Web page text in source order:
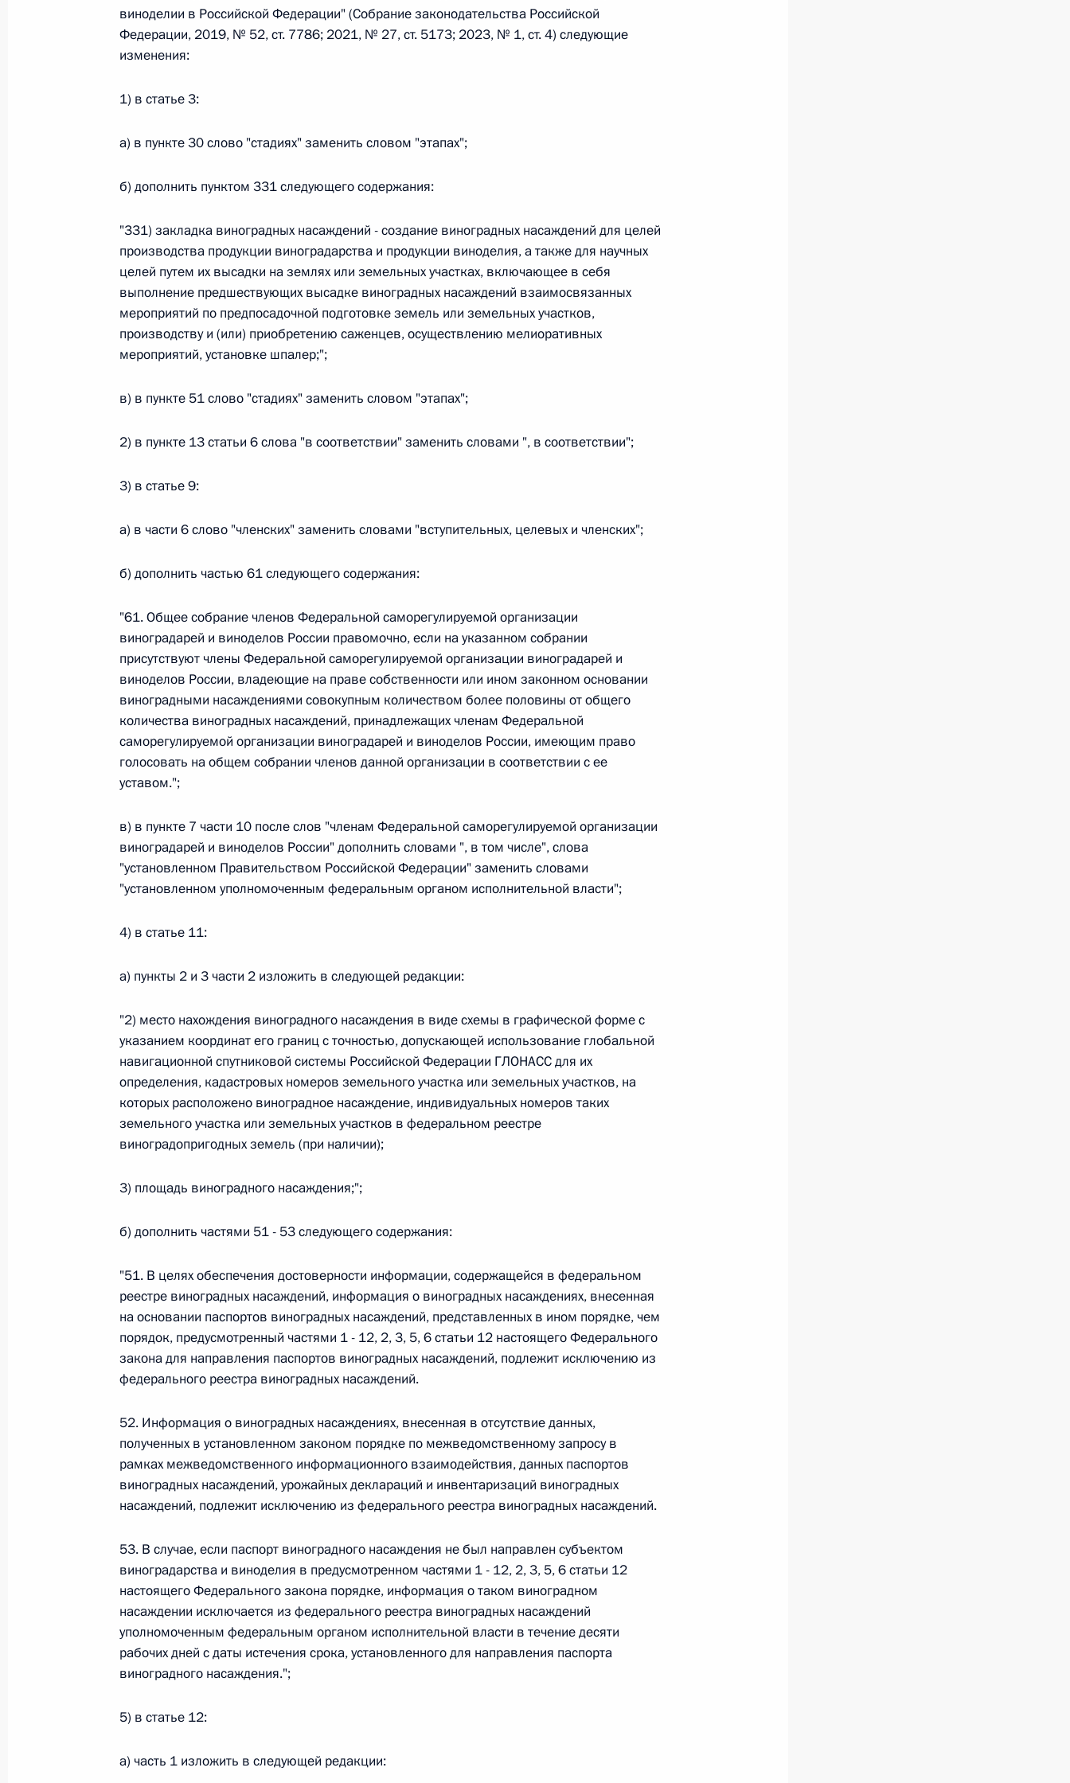
Федеральный закон от 26.07.2026 г. № 242-ФЗ
кодекса Российской Федерации
Федеральный закон от 26.07.2026 г. № 246-ФЗ
О внесении изменений в Трудовой кодекс Российской Федерации
26 июля 2026 года
Федеральный закон от 26.07.2026 г. № 268-ФЗ
О внесении изменений в Федеральный закон «О пробации в Российской Федерации»
Федеральный закон от 26.07.2026 г. № 267-ФЗ
О внесении изменения в статью 2 Федерального закона «О благотворительной деятельности
26 июля 2026 года
О внесении изменений в Уголовный кодекс Российской Федерации и статьи 31 и 151 Уголовно-
процессуального кодекса Российской Федерации
26 июля 2026 года
Федеральный закон от 26.07.2026 г. № 264-ФЗ
О внесении изменений в статью 13–2 Федерального закона «Об актах гражданского состояния»
и признании утратившим силу пункта 1 части 13 статьи 3 Федерального закона «О внесении
26 июля 2026 года
Федеральный закон от 26.07.2026 г. № 270-ФЗ
О внесении изменения в статью 10 Федерального закона «Об автономных учреждениях»
Федеральный закон от 26.07.2026 г. № 244-ФЗ
О ратификации Соглашения между Правительством Российской Федерации и Кабинетом
по вопросам внутренних дел и миграции в Российской Федерации и Киргизской Республике
Федеральный закон от 26.07.2026 г. № 252-ФЗ
Федерального закона «Об обеспечении единства измерений»
Федеральный закон от 26.07.2026 г. № 250-ФЗ
О внесении изменений в Кодекс Российской Федерации об административных правонарушениях
26 июля 2026 года
Федеральный закон от 26.07.2026 г. № 266-ФЗ
О внесении изменения в статью 6 Закона Российской Федерации «О защите прав потребителей»
26 июля 2026 года
Федеральный закон от 26.07.2026 г. № 247-ФЗ
О внесении изменений в статью 9.21 Кодекса Российской Федерации об административных
правонарушениях
26 июля 2026 года
О ратификации Соглашения между Правительством Российской Федерации и Правительством
виноделии в Российской Федерации" (Собрание законодательства Российской
Федерации, 2019, № 52, ст. 7786; 2021, № 27, ст. 5173; 2023, № 1, ст. 4) следующие
изменения:
1) в статье 3:
а) в пункте 30 слово "стадиях" заменить словом "этапах";
б) дополнить пунктом 331 следующего содержания:
"331) закладка виноградных насаждений - создание виноградных насаждений для целей
производства продукции виноградарства и продукции виноделия, а также для научных
целей путем их высадки на землях или земельных участках, включающее в себя
выполнение предшествующих высадке виноградных насаждений взаимосвязанных
мероприятий по предпосадочной подготовке земель или земельных участков,
производству и (или) приобретению саженцев, осуществлению мелиоративных
мероприятий, установке шпалер;";
в) в пункте 51 слово "стадиях" заменить словом "этапах";
2) в пункте 13 статьи 6 слова "в соответствии" заменить словами ", в соответствии";
3) в статье 9:
а) в части 6 слово "членских" заменить словами "вступительных, целевых и членских";
б) дополнить частью 61 следующего содержания:
"61. Общее собрание членов Федеральной саморегулируемой организации
виноградарей и виноделов России правомочно, если на указанном собрании
присутствуют члены Федеральной саморегулируемой организации виноградарей и
виноделов России, владеющие на праве собственности или ином законном основании
виноградными насаждениями совокупным количеством более половины от общего
количества виноградных насаждений, принадлежащих членам Федеральной
саморегулируемой организации виноградарей и виноделов России, имеющим право
голосовать на общем собрании членов данной организации в соответствии с ее
уставом.";
в) в пункте 7 части 10 после слов "членам Федеральной саморегулируемой организации
виноградарей и виноделов России" дополнить словами ", в том числе", слова
"установленном Правительством Российской Федерации" заменить словами
"установленном уполномоченным федеральным органом исполнительной власти";
4) в статье 11:
а) пункты 2 и 3 части 2 изложить в следующей редакции:
"2) место нахождения виноградного насаждения в виде схемы в графической форме с
указанием координат его границ с точностью, допускающей использование глобальной
навигационной спутниковой системы Российской Федерации ГЛОНАСС для их
определения, кадастровых номеров земельного участка или земельных участков, на
которых расположено виноградное насаждение, индивидуальных номеров таких
земельного участка или земельных участков в федеральном реестре
виноградопригодных земель (при наличии);
3) площадь виноградного насаждения;";
б) дополнить частями 51 - 53 следующего содержания:
"51. В целях обеспечения достоверности информации, содержащейся в федеральном
реестре виноградных насаждений, информация о виноградных насаждениях, внесенная
на основании паспортов виноградных насаждений, представленных в ином порядке, чем
порядок, предусмотренный частями 1 - 12, 2, 3, 5, 6 статьи 12 настоящего Федерального
закона для направления паспортов виноградных насаждений, подлежит исключению из
федерального реестра виноградных насаждений.
52. Информация о виноградных насаждениях, внесенная в отсутствие данных,
полученных в установленном законом порядке по межведомственному запросу в
рамках межведомственного информационного взаимодействия, данных паспортов
виноградных насаждений, урожайных деклараций и инвентаризаций виноградных
насаждений, подлежит исключению из федерального реестра виноградных насаждений.
53. В случае, если паспорт виноградного насаждения не был направлен субъектом
виноградарства и виноделия в предусмотренном частями 1 - 12, 2, 3, 5, 6 статьи 12
настоящего Федерального закона порядке, информация о таком виноградном
насаждении исключается из федерального реестра виноградных насаждений
уполномоченным федеральным органом исполнительной власти в течение десяти
рабочих дней с даты истечения срока, установленного для направления паспорта
виноградного насаждения.";
5) в статье 12:
а) часть 1 изложить в следующей редакции: